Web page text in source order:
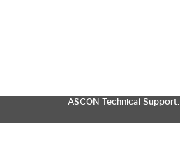
ASCON Technical Support: